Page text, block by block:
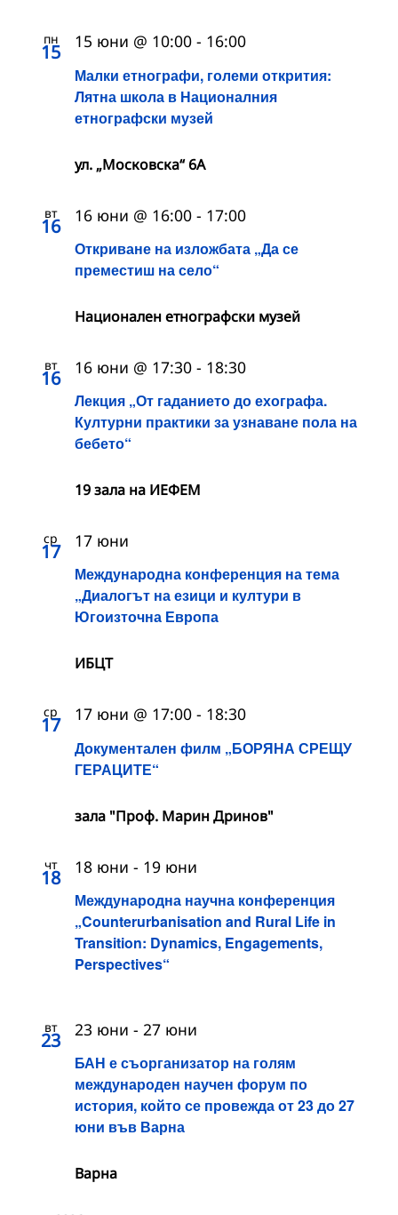
пн
15
Малки етнографи, големи открития:
Лятна школа в Националния
етнографски музей
15 юни @ 10:00 - 16:00
ул. „Московска“ 6А
вт
16
Откриване на изложбата „Да се
преместиш на село“
16 юни @ 16:00 - 17:00
Национален етнографски музей
вт
16
Лекция „От гаданието до ехографа.
Културни практики за узнаване пола на
бебето“
16 юни @ 17:30 - 18:30
19 зала на ИЕФЕМ
ср
17
Международна конференция на тема
„Диалогът на езици и култури в
Югоизточна Европа
17 юни
ИБЦТ
ср
17
Документален филм „БОРЯНА СРЕЩУ
ГЕРАЦИТЕ“
17 юни @ 17:00 - 18:30
зала "Проф. Марин Дринов"
чт
18
Международна научна конференция
„Counterurbanisation and Rural Life in
Transition: Dynamics, Engagements,
Perspectives“
18 юни - 19 юни
вт
23
БАН е съорганизатор на голям
международен научен форум по
история, който се провежда от 23 до 27
юни във Варна
23 юни - 27 юни
Варна